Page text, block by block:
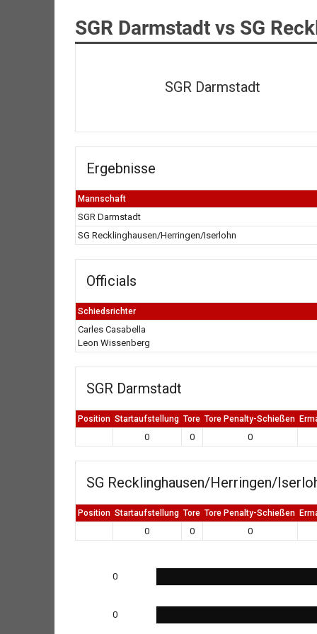
SGR Darmstadt vs SG
SGR Darmstadt
Ergebnisse
Mannschaft
SGR Darmstadt
SG Recklinghausen/Herringen/Iserlohn
Officials
Schiedsrichter
Carles Casabella
Leon Wissenberg
SGR Darmstadt
Position Startaufstellung Tore Tore Penalty-Schießen
0 0 0
SG Recklinghausen/Herringen/
Position Startaufstellung Tore Tore Penalty-Schießen
0 0 0
0
0